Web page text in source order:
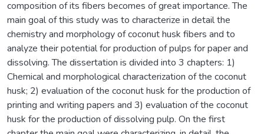
composition of its fibers becomes of great importance. The
main goal of this study was to characterize in detail the
chemistry and morphology of coconut husk fibers and to
analyze their potential for production of pulps for paper and
dissolving. The dissertation is divided into 3 chapters: 1)
Chemical and morphological characterization of the coconut
husk; 2) evaluation of the coconut husk for the production of
printing and writing papers and 3) evaluation of the coconut
husk for the production of dissolving pulp. On the first